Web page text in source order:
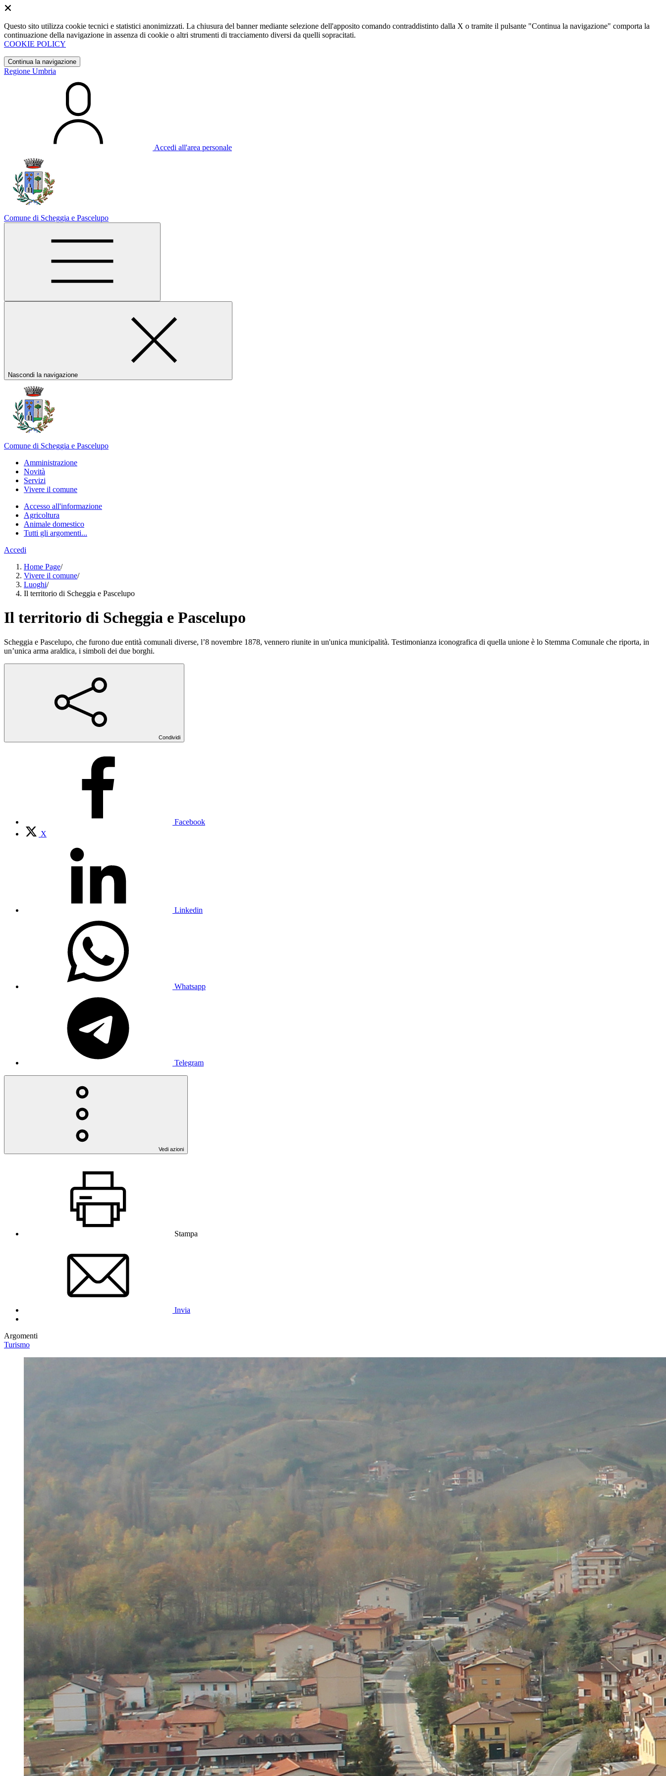
Questo sito utilizza cookie tecnici e statistici anonimizzati. La chiusura del banner mediante selezione dell'apposito comando contraddistinto dalla X o tramite il pulsante "Continua la navigazione" comporta la
continuazione della navigazione in assenza di cookie o altri strumenti di tracciamento diversi da quelli sopracitati.
COOKIE POLICY
Continua la navigazione
Regione Umbria
Accedi all'area personale
Comune di Scheggia e Pascelupo
Nascondi la navigazione
Comune di Scheggia e Pascelupo
Amministrazione
Novità
Servizi
Vivere il comune
Accesso all'informazione
Agricoltura
Animale domestico
Tutti gli argomenti...
Accedi
Home Page/
Vivere il comune/
Luoghi/
Il territorio di Scheggia e Pascelupo
Il territorio di Scheggia e Pascelupo
Scheggia e Pascelupo, che furono due entità comunali diverse, l’8 novembre 1878, vennero riunite in un'unica municipalità. Testimonianza iconografica di quella unione è lo Stemma Comunale che riporta, in
un’unica arma araldica, i simboli dei due borghi.
Condividi
Facebook
X
Linkedin
Whatsapp
Telegram
Vedi azioni
Stampa
Invia
Argomenti
Turismo